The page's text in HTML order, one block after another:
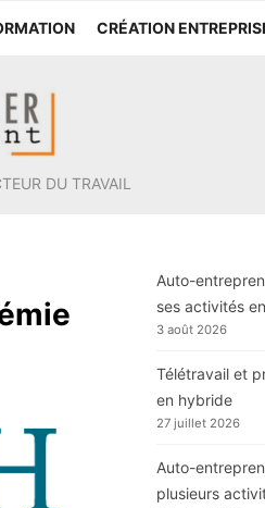
CRÉATION
DU TRAVAIL
Auto-
ses activités
3 août 2026
Télétravail et
en hybride
27 juillet 2026
Auto-
plusieurs